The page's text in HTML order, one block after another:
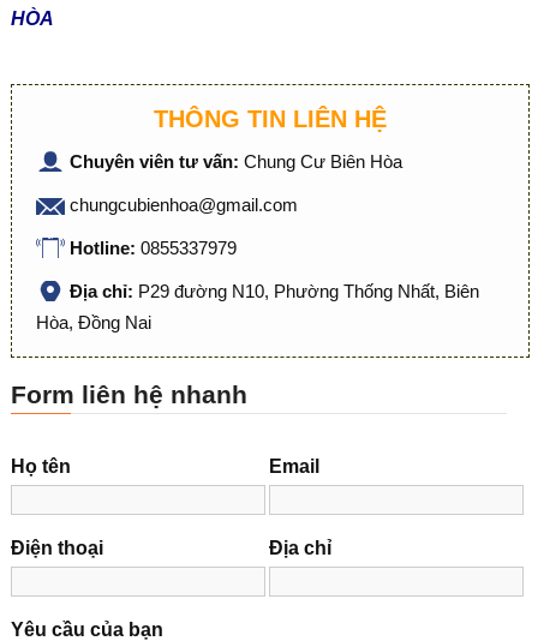
HÒA
THÔNG TIN LIÊN HỆ
Chuyên viên tư vấn: Chung Cư Biên Hòa
chungcubienhoa@gmail.com
Hotline: 0855337979
Địa chỉ: P29 đường N10, Phường Thống Nhất, Biên
Hòa, Đồng Nai
Form liên hệ nhanh
Họ tên Email
Điện thoại Địa chỉ
Yêu cầu của bạn